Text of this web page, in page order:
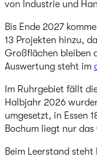
von Industrie und
Bis Ende 2027
13 Projekten hinzu,
Großflächen bleiben
Auswertung steht im
Im Ruhrgebiet fällt
Halbjahr 2026
umgesetzt, in Essen
Bochum liegt nur
Beim Leerstand